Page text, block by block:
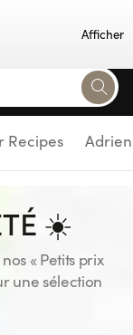
Afficher
Recipes
☀️
« Petits prix
une sélection
! Gardez l'oeil